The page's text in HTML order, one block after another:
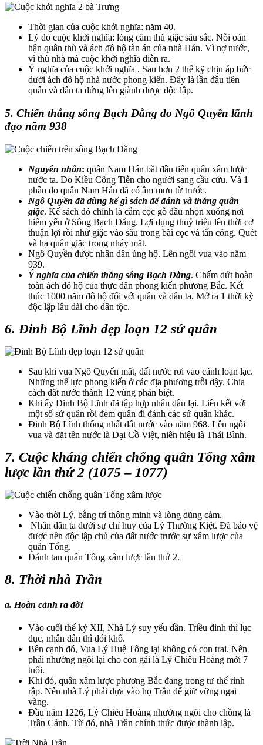
Thời gian của cuộc khởi nghĩa: năm 40.
Lý do cuộc khởi nghĩa: lòng căm thù giặc sâu sắc. Nỗi oán
hận quân thù và ách đô hộ tàn án của nhà Hán. Vì nợ nước,
vì thù nhà mà cuộc khởi nghĩa diễn ra.
Ý nghĩa của cuộc khởi nghĩa . Sau hơn 2 thế kỹ chịu áp bức
dưới ách đô hộ nhà nước phong kiến. Đây là lần đầu tiên
quân và dân ta đứng lên giành được độc lập.
5. Chiến thắng sông Bạch Đằng do Ngô Quyền lãnh
đạo năm 938
Nguyên nhân: quân Nam Hán bắt đầu tiến quân xâm lược
nước ta. Do Kiều Công Tiễn cho người sang cầu cứu. Và 1
phần do quân Nam Hán đã có âm mưu từ trước.
Ngô Quyền đã dùng kế gì sách để đánh và thắng quân
giặc. Kế sách đó chính là cắm cọc gỗ đầu nhọn xuống nơi
hiểm yếu ở Sông Bạch Đằng. Lợi dụng thuỷ triều lên thời cơ
thuận lợi rồi nhử giặc vào sâu trong bãi cọc và tấn công. Quét
và hạ quân giặc trong nháy mắt.
Ngô Quyền được nhân dân ủng hộ. Lên ngôi vua vào năm
939.
Ý nghĩa của chiến thắng sông Bạch Đằng. Chấm dứt hoàn
toàn ách đô hộ của thực dân phong kiến phương Bắc. Kết
thúc 1000 năm đô hộ đối với quân và dân ta. Mở ra 1 thời kỳ
độc lập lâu dài cho dân tộc.
6. Đinh Bộ Lĩnh dẹp loạn 12 sứ quân
Sau khi vua Ngô Quyến mất, đất nước rơi vào cảnh loạn lạc.
Những thế lực phong kiến ở các địa phương trỗi dậy. Chia
cách đất nước thành 12 vùng phân biệt.
Khi ấy Đinh Bộ Lĩnh đã tập hợp nhân dân lại. Liên kết với
một số sứ quân rồi đem quân đi đánh các sứ quân khác.
Đinh Bộ Lĩnh thống nhất đất nước vào năm 968. Lên ngôi
vua và đặt tên nước là Dại Cồ Việt, niên hiệu là Thái Bình.
7. Cuộc kháng chiến chống quân Tống xâm
lược lần thứ 2 (1075 – 1077)
Vào thời Lý, bằng trí thông minh và lòng dũng cảm.
Nhân dân ta dưới sự chỉ huy của Lý Thường Kiệt. Đã bảo vệ
được nền độc lập chủ của đất nước trước sự xâm lược của
quân Tống.
Đánh tan quân Tống xâm lược lần thứ 2.
8. Thời nhà Trần
a. Hoàn cảnh ra đời
Vào cuối thế kỷ XII, Nhà Lý suy yếu dần. Triều đình thì lục
đục, nhân dân thì đói khổ.
Bên cạnh đó, Vua Lý Huệ Tông lại không có con trai. Nên
phải nhường ngôi lại cho con gái là Lý Chiêu Hoàng mới 7
tuổi.
Khi đó, quân xâm lược phương Bắc đang trong tư thế rình
rập. Nên nhà Lý phải dựa vào họ Trần để giữ vững ngai
vàng.
Đầu năm 1226, Lý Chiêu Hoàng nhường ngôi cho chồng là
Trần Cảnh. Từ đó, nhà Trần chính thức được thành lập.